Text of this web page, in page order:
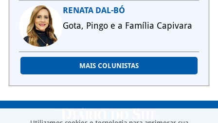
RENATA DAL-BÓ
Gota, Pingo e a Família Capivara
MAIS COLUNISTAS